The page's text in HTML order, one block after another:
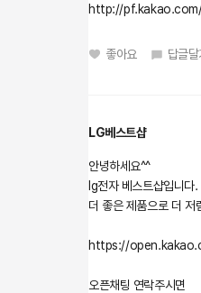
http://
좋아요 답글달
LG베스트샵
안녕하세요^^
lg전자 베스트샵입니다.
더 좋은 제품으로 더 저
https://
오픈채팅 연락주시면